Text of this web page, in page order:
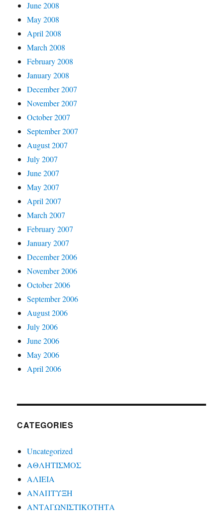
June 2008
May 2008
April 2008
March 2008
February 2008
January 2008
December 2007
November 2007
October 2007
September 2007
August 2007
July 2007
June 2007
May 2007
April 2007
March 2007
February 2007
January 2007
December 2006
November 2006
October 2006
September 2006
August 2006
July 2006
June 2006
May 2006
April 2006
CATEGORIES
Uncategorized
ΑΘΛΗΤΙΣΜΟΣ
ΑΛΙΕΙΑ
ΑΝΑΠΤΥΞΗ
ΑΝΤΑΓΩΝΙΣΤΙΚΟΤΗΤΑ